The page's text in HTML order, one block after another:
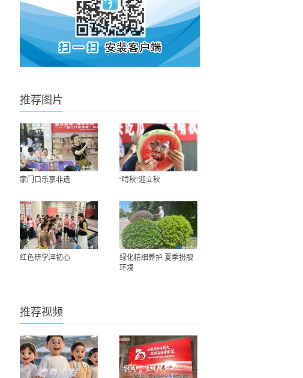
推荐图片
家门口乐享非遗 “啃秋”迎立秋
红色研学淬初心
绿化精细养护 夏季扮靓
环境
推荐视频